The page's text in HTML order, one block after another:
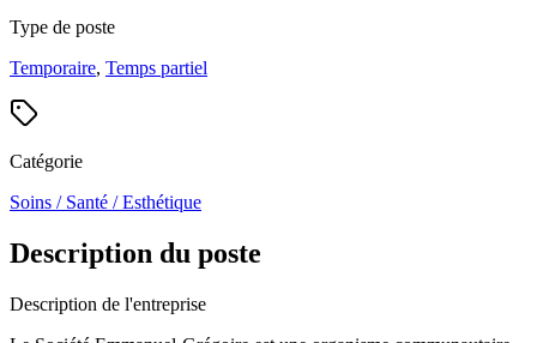
Type de poste
Temporaire, Temps partiel
Catégorie
Soins / Santé / Esthétique
Description du poste
Description de l'entreprise